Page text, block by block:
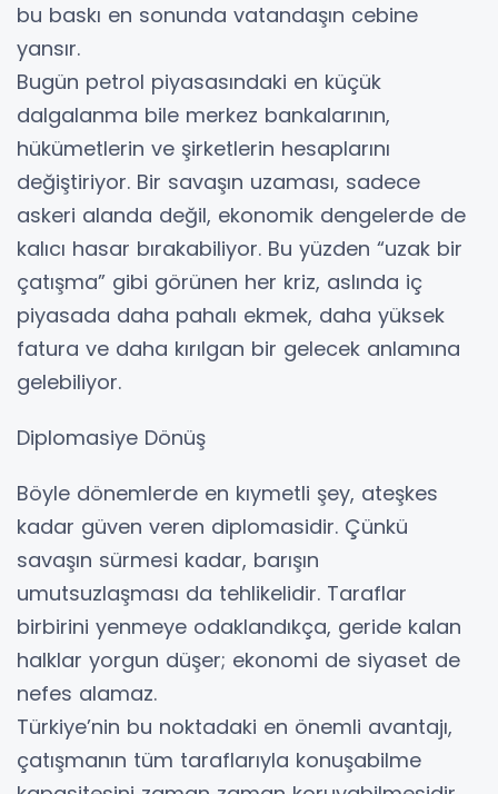
bu baskı en sonunda vatandaşın cebine
yansır.
Bugün petrol piyasasındaki en küçük
dalgalanma bile merkez bankalarının,
hükümetlerin ve şirketlerin hesaplarını
değiştiriyor. Bir savaşın uzaması, sadece
askeri alanda değil, ekonomik dengelerde de
kalıcı hasar bırakabiliyor. Bu yüzden “uzak bir
çatışma” gibi görünen her kriz, aslında iç
piyasada daha pahalı ekmek, daha yüksek
fatura ve daha kırılgan bir gelecek anlamına
gelebiliyor.
Diplomasiye Dönüş
Böyle dönemlerde en kıymetli şey, ateşkes
kadar güven veren diplomasidir. Çünkü
savaşın sürmesi kadar, barışın
umutsuzlaşması da tehlikelidir. Taraflar
birbirini yenmeye odaklandıkça, geride kalan
halklar yorgun düşer; ekonomi de siyaset de
nefes alamaz.
Türkiye’nin bu noktadaki en önemli avantajı,
çatışmanın tüm taraflarıyla konuşabilme